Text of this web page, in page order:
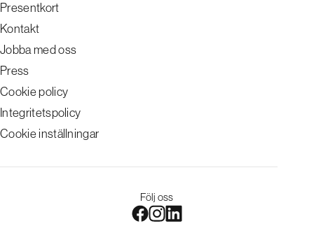
Presentkort
Kontakt
Jobba med oss
Press
Cookie policy
Integritetspolicy
Cookie inställningar
Följ oss